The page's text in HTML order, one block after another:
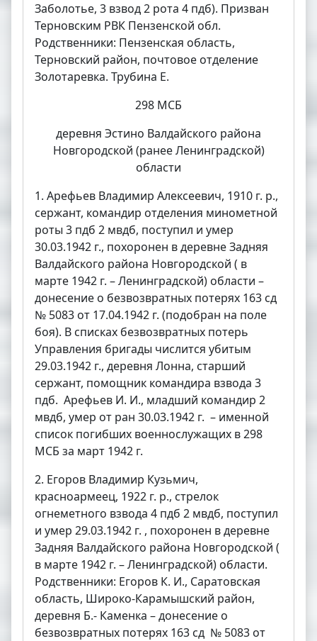
Заболотье, 3 взвод 2 рота 4 пдб). Призван
Терновским РВК Пензенской обл.
Родственники: Пензенская область,
Терновский район, почтовое отделение
Золотаревка. Трубина Е.
298 МСБ
деревня Эстино Валдайского района
Новгородской (ранее Ленинградской)
области
1. Арефьев Владимир Алексеевич, 1910 г. р.,
сержант, командир отделения минометной
роты 3 пдб 2 мвдб, поступил и умер
30.03.1942 г., похоронен в деревне Задняя
Валдайского района Новгородской ( в
марте 1942 г. – Ленинградской) области –
донесение о безвозвратных потерях 163 сд
№ 5083 от 17.04.1942 г. (подобран на поле
боя). В списках безвозвратных потерь
Управления бригады числится убитым
29.03.1942 г., деревня Лонна, старший
сержант, помощник командира взвода 3
пдб. Арефьев И. И., младший командир 2
мвдб, умер от ран 30.03.1942 г. – именной
список погибших военнослужащих в 298
МСБ за март 1942 г.
2. Егоров Владимир Кузьмич,
красноармеец, 1922 г. р., стрелок
огнеметного взвода 4 пдб 2 мвдб, поступил
и умер 29.03.1942 г. , похоронен в деревне
Задняя Валдайского района Новгородской (
в марте 1942 г. – Ленинградской) области.
Родственники: Егоров К. И., Саратовская
область, Широко-Карамышский район,
деревня Б.- Каменка – донесение о
безвозвратных потерях 163 сд № 5083 от